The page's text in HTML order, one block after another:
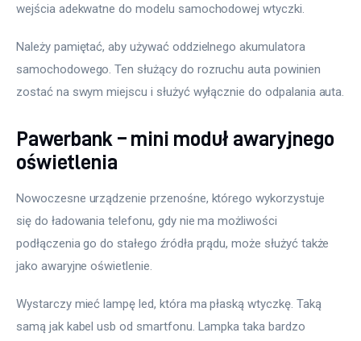
wejścia adekwatne do modelu samochodowej wtyczki.
Należy pamiętać, aby używać oddzielnego akumulatora
samochodowego. Ten służący do rozruchu auta powinien
zostać na swym miejscu i służyć wyłącznie do odpalania auta.
Pawerbank – mini moduł awaryjnego
oświetlenia
Nowoczesne urządzenie przenośne, którego wykorzystuje
się do ładowania telefonu, gdy nie ma możliwości
podłączenia go do stałego źródła prądu, może służyć także
jako awaryjne oświetlenie.
Wystarczy mieć lampę led, która ma płaską wtyczkę. Taką
samą jak kabel usb od smartfonu. Lampka taka bardzo